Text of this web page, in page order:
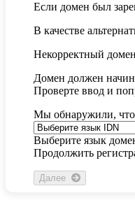
Если домен был
В качестве
Некорректный домен
Домен должен
Проверте ввод и
Мы обнаружили, что
Выберите язык
Продолжить